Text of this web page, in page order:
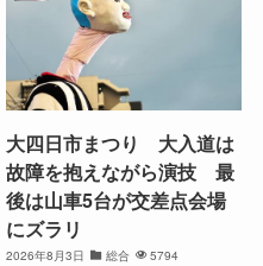
大四日市まつり 大入道は
故障を抱えながら演技 最
後は山車5台が交差点会場
にズラリ
2026年8月3日 総合 5794